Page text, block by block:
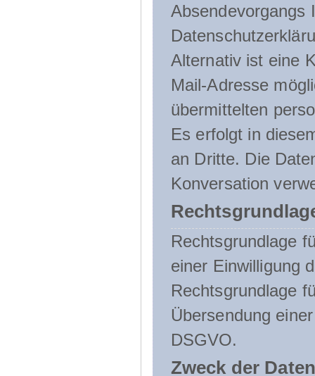
Absendevorgangs
Alternativ ist eine
Mail-Adresse
übermittelten
Es erfolgt in
an Dritte. Die
Konversation
Rechtsgrundlage
einer Einwilligung
Rechtsgrundlage
Übersendung
DSGVO.
Zweck der